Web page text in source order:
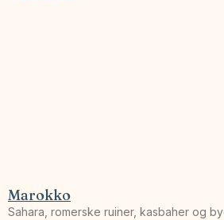
Marokko
Sahara, romerske ruiner, kasbaher og